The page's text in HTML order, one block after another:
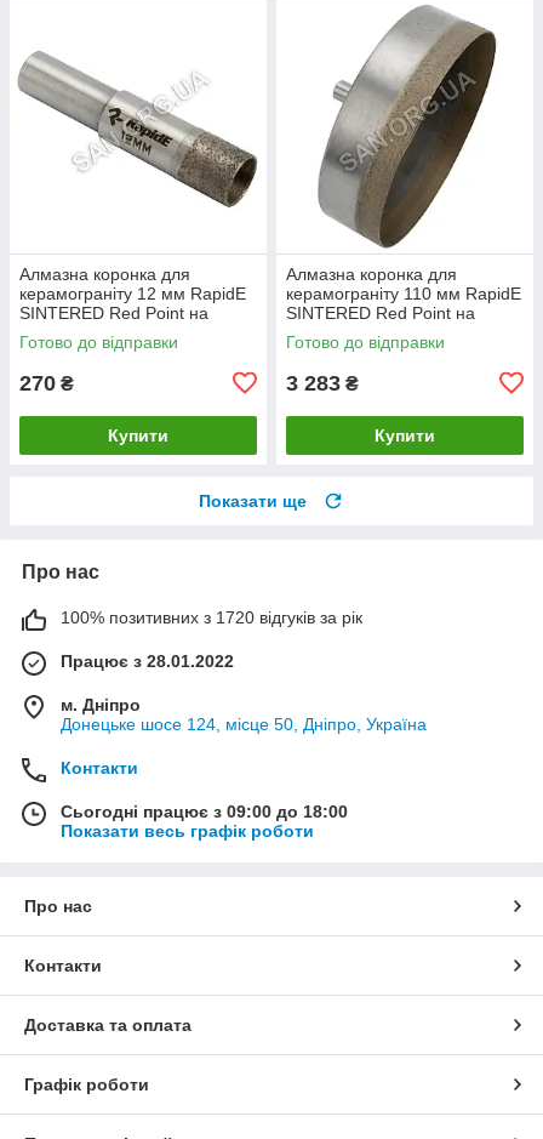
Алмазна коронка для
керамограніту 12 мм RapidE
SINTERED Red Point на
Дриль
Готово до відправки
270 ₴
Купити
Алмазна коронка для
керамограніту 110 мм RapidE
SINTERED Red Point на
Дриль
Готово до відправки
3 283 ₴
Купити
Показати ще
Про нас
100% позитивних з 1720 відгуків за рік
Працює з 28.01.2022
м. Дніпро
Донецьке шосе 124, місце 50, Дніпро, Україна
Контакти
Сьогодні працює з 09:00 до 18:00
Показати весь графік роботи
Про нас
Контакти
Доставка та оплата
Графік роботи